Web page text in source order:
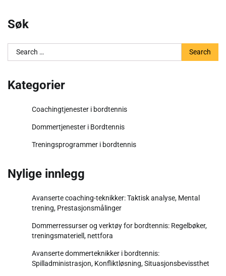
Søk
Search
for:
Kategorier
Coachingtjenester i bordtennis
Dommertjenester i Bordtennis
Treningsprogrammer i bordtennis
Nylige innlegg
Avanserte coaching-teknikker: Taktisk analyse, Mental
trening, Prestasjonsmålinger
Dommerressurser og verktøy for bordtennis: Regelbøker,
treningsmateriell, nettfora
Avanserte dommerteknikker i bordtennis:
Spilladministrasjon, Konfliktløsning, Situasjonsbevissthet